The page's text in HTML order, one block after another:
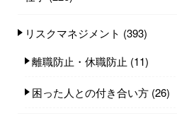
リスクマネジメント (393)
離職防止・休職防止 (11)
困った人との付き合い方 (26)